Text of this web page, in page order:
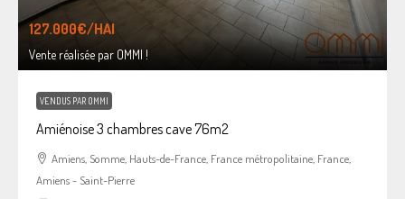
127.000€/HAI
Vente réalisée par OMMI !
VENDUS PAR OMMI
Amiénoise 3 chambres cave 76m2
Amiens, Somme, Hauts-de-France, France métropolitaine, France,
Amiens - Saint-Pierre